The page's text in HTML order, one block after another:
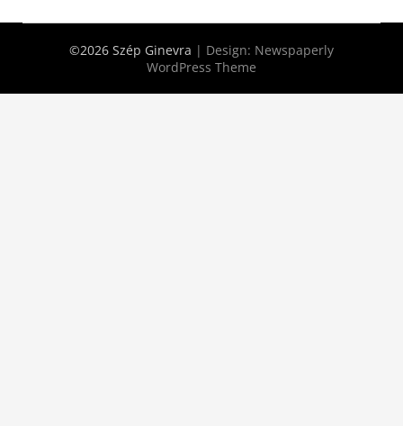
©2026 Szép Ginevra | Design: Newspaperly
WordPress Theme